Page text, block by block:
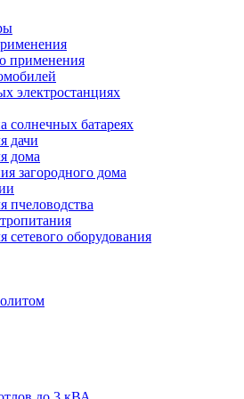
применения
электростанциях
солнечных батареях
дачи
дома
загородного дома
пчеловодства
оборудования